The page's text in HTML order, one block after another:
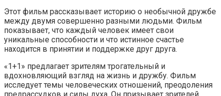
Этот фильм рассказывает историю о необычной дружбе
между двумя совершенно разными людьми. Фильм
показывает, что каждый человек имеет свои
уникальные способности и что истинное счастье
находится в принятии и поддержке друг друга.
«1+1» предлагает зрителям трогательный и
вдохновляющий взгляд на жизнь и дружбу. Фильм
исследует темы человеческих отношений, преодоления